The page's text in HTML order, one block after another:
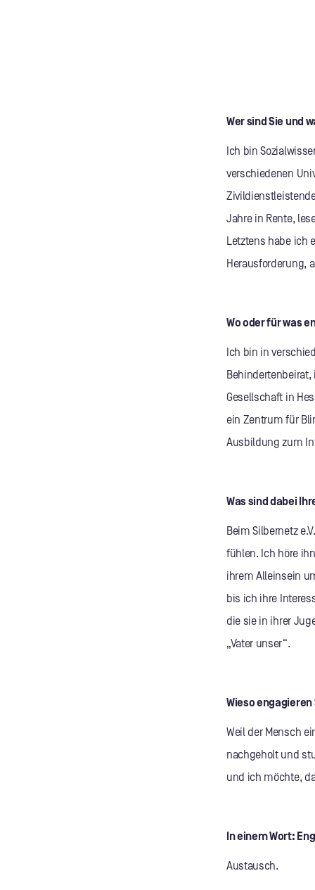
Wer sind Sie und
Ich bin
verschiedenen
Jahre in Rente,
Letztens habe ich
Herausforderung,
Wo oder für was
Ich bin in
Gesellschaft in
ein Zentrum für
Ausbildung zum
Was sind dabei
Beim Silbernetz
fühlen. Ich höre
ihrem Alleinsein
bis ich ihre
die sie in ihrer
„Vater unser“.
Wieso engagieren
Weil der Mensch
nachgeholt und
und ich möchte,
In einem Wort:
Austausch.